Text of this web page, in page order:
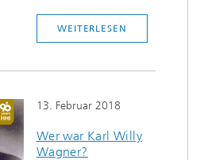
WEITERLESEN
13. Februar 2018
Wer war Karl Willy
Wagner?